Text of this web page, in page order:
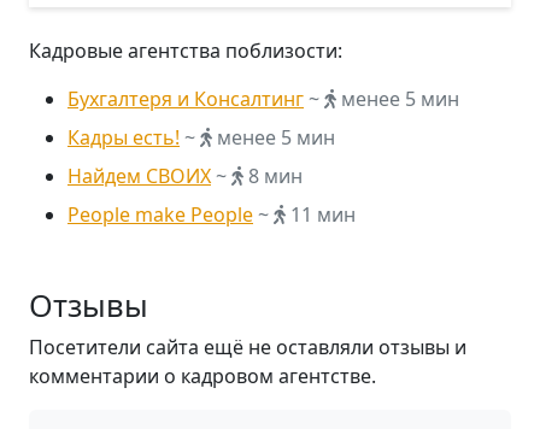
Кадровые агентства поблизости:
Бухгалтеря и Консалтинг~
менее 5 мин
Кадры есть! ~
менее 5 мин
Найдем СВОИХ~
8 мин
People make People~ 11 мин
Отзывы
Посетители сайта ещё не оставляли отзывы и
комментарии о кадровом агентстве.